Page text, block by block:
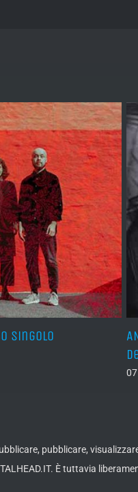
singolo
pubblicare,
È tuttavia